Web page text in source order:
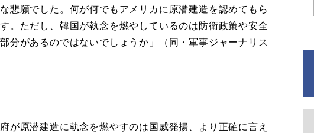
悲願でした。何が何でもアメリカに原潜建造を認めてもら
。ただし、韓国が執念を燃やしているのは防衛政策や安全
分があるのではないでしょうか」（同・軍事ジャーナリス
が原潜建造に執念を燃やすのは国威発揚、より正確に言え